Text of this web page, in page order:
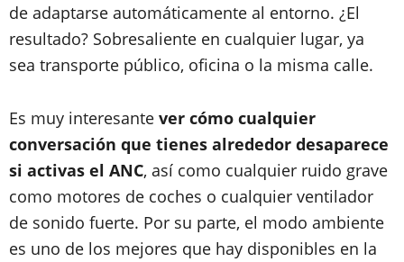
de adaptarse automáticamente al entorno. ¿El
resultado? Sobresaliente en cualquier lugar, ya
sea transporte público, oficina o la misma calle.
Es muy interesante ver cómo cualquier
conversación que tienes alrededor desaparece
si activas el ANC, así como cualquier ruido grave
como motores de coches o cualquier ventilador
de sonido fuerte. Por su parte, el modo ambiente
es uno de los mejores que hay disponibles en la